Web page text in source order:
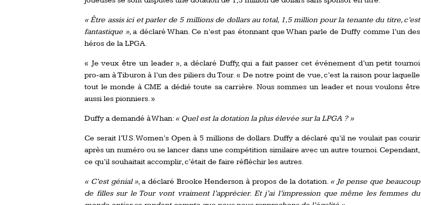
« Être assis ici et parler de 5 millions de dollars au total, 1,5 million pour la tenante du titre, c’est
fantastique », a déclaré Whan. Ce n’est pas étonnant que Whan parle de Duffy comme l’un des
héros de la LPGA.
« Je veux être un leader », a déclaré Duffy, qui a fait passer cet événement d’un petit tournoi
pro-am à Tiburon à l’un des piliers du Tour. « De notre point de vue, c’est la raison pour laquelle
tout le monde à CME a dédié toute sa carrière. Nous sommes un leader et nous voulons être
aussi les pionniers. »
Duffy a demandé à Whan: « Quel est la dotation la plus élevée sur la LPGA ? »
Ce serait l’U.S. Women’s Open à 5 millions de dollars. Duffy a déclaré qu’il ne voulait pas courir
après un numéro ou se lancer dans une compétition similaire avec un autre tournoi. Cependant,
ce qu’il souhaitait accomplir, c’était de faire réfléchir les autres.
« C’est génial », a déclaré Brooke Henderson à propos de la dotation. « Je pense que beaucoup
de filles sur le Tour vont vraiment l’apprécier. Et j’ai l’impression que même les femmes du